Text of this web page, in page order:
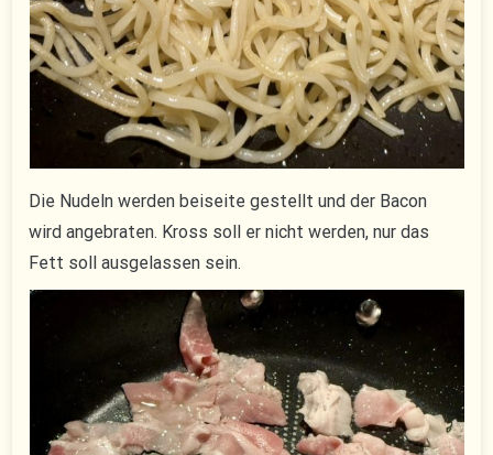
Die Nudeln werden beiseite gestellt und der Bacon
wird angebraten. Kross soll er nicht werden, nur das
Fett soll ausgelassen sein.